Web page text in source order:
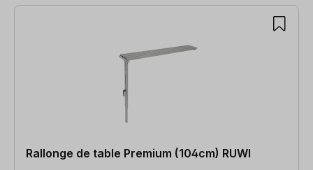
Rallonge de table Premium (104cm) RUWI